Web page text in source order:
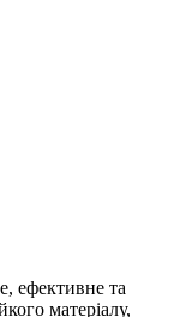
ефективне та
матеріалу,